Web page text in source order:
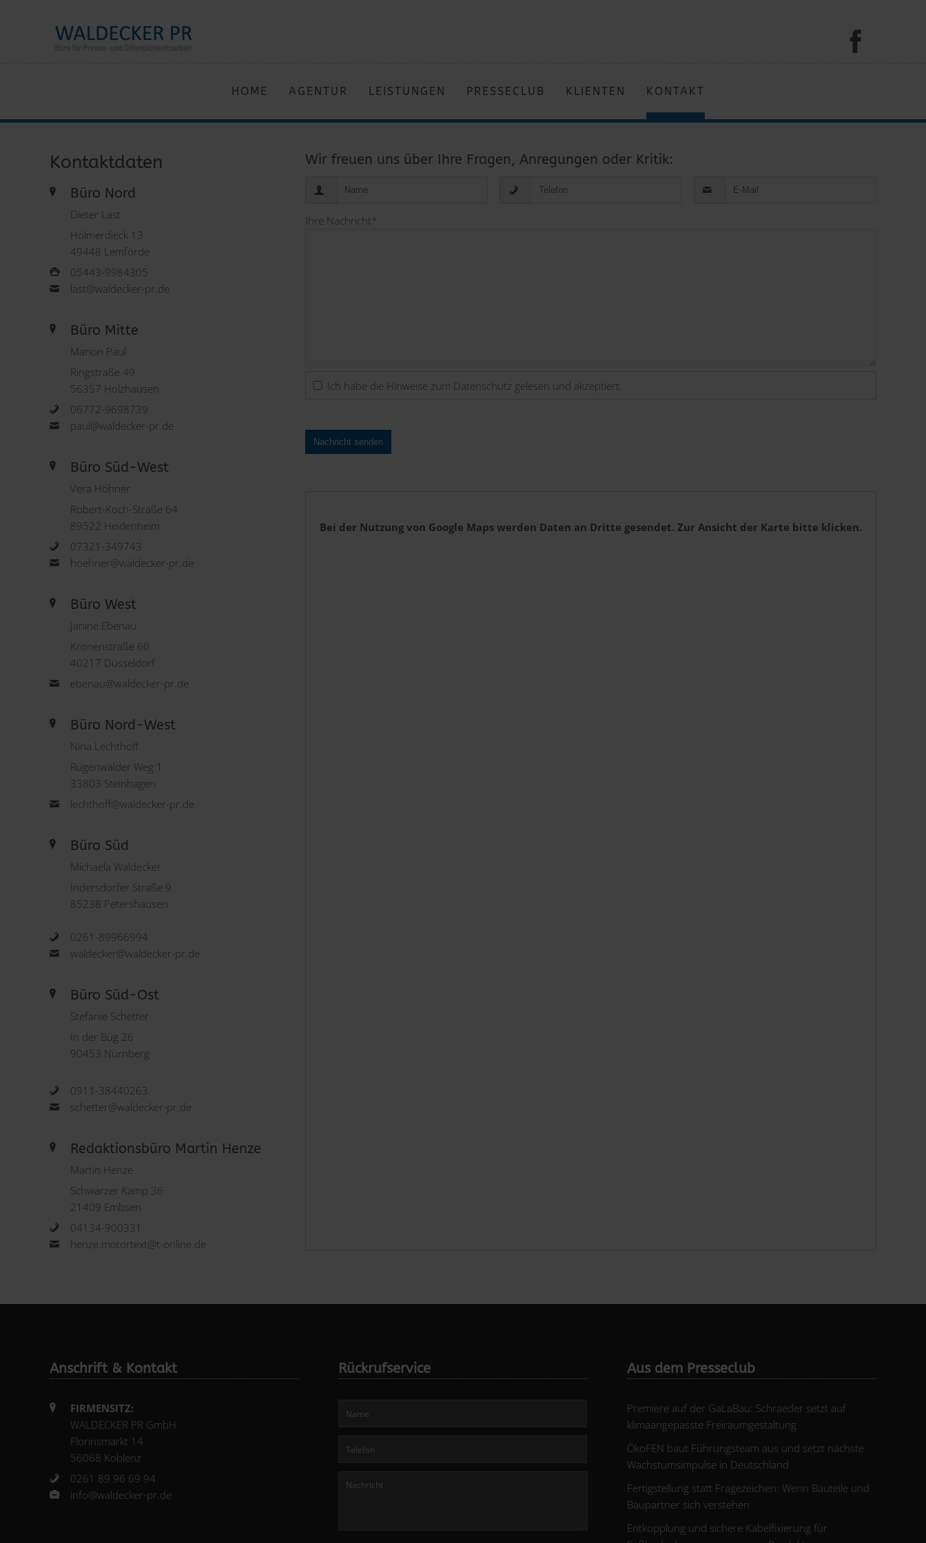
HOME AGENTUR LEISTUNGEN PRESSECLUB KLIENTEN KONTAKT
Kontaktdaten
Büro Nord
Dieter Last
Holmerdieck 13
49448 Lemförde
05443-9984305
last@waldecker-pr.de
Büro Mitte
Marion Paul
Ringstraße 49
56357 Holzhausen
06772-9698739
paul@waldecker-pr.de
Büro Süd-West
Vera Höhner
Robert-Koch-Straße 64
89522 Heidenheim
07321-349743
hoehner@waldecker-pr.de
Büro West
Janine Ebenau
Kronenstraße 60
40217 Düsseldorf
ebenau@waldecker-pr.de
Büro Nord-West
Nina Lechthoff
Rügenwalder Weg 1
33803 Steinhagen
lechthoff@waldecker-pr.de
Büro Süd
Michaela Waldecker
Indersdorfer Straße 9
85238 Petershausen
0261-89966994
waldecker@waldecker-pr.de
Büro Süd-Ost
Stefanie Schetter
In der Büg 26
90453 Nürnberg
0911-38440263
schetter@waldecker-pr.de
Redaktionsbüro Martin Henze
Martin Henze
Schwarzer Kamp 36
21409 Embsen
04134-900331
henze.motortext@t-online.de
Wir freuen uns über Ihre Fragen, Anregungen oder Kritik:
Ihre Nachricht*
Ich habe die Hinweise zum Datenschutz gelesen und akzeptiert.
Nachricht senden
Bei der Nutzung von Google Maps werden Daten an Dritte gesendet. Zur Ansicht der Karte bitte klicken.
Anschrift & Kontakt
FIRMENSITZ:
WALDECKER PR GmbH
Florinsmarkt 14
56068 Koblenz
0261 89 96 69 94
info@waldecker-pr.de
Rückrufservice Aus dem Presseclub
Premiere auf der GaLaBau: Schraeder setzt auf
klimaangepasste Freiraumgestaltung
ÖkoFEN baut Führungsteam aus und setzt nächste
Wachstumsimpulse in Deutschland
Fertigstellung statt Fragezeichen: Wenn Bauteile und
Baupartner sich verstehen
Entkopplung und sichere Kabelfixierung für